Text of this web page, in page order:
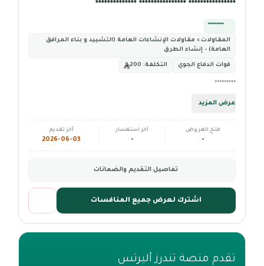
**************** **************** **************
*********
المقاولات › مقاولات الإنشاءات العامة (التشييد و بناء المرافق
العامة) - إنشاء الطرق
قوات الدفاع الجوي التكلفة:
*********
عرض المزيد
فتح العروض
-
آخر استفسار
-
آخر تقديم
2026-06-03
تفاصيل التقديم والضمانات
اشترك لعرض جميع المنافسات
تقدم منصة تندرز أليرتس